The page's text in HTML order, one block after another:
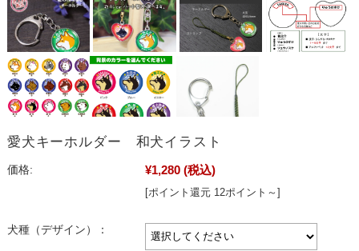
愛犬キーホルダー 和犬イラスト
価格: ¥1,280 (税込)
[ポイント還元 12ポイント～]
犬種（デザイン）：